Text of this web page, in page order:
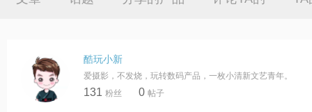
酷玩小新
爱摄影，不发烧，玩转数码产品，一枚小清新文艺青年。
131 粉丝 0 帖子